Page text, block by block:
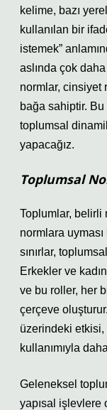
kelime, bazı
kullanılan bir
istemek”
aslında çok daha
normlar, cinsiyet
bağa sahiptir. Bu
toplumsal
yapacağız.
Toplumsal
Toplumlar, belirli
normlara
sınırlar,
Erkekler ve
ve bu roller, her
çerçeve
üzerindeki etkisi,
kullanımıyla
Geleneksel
yapısal işlevlere